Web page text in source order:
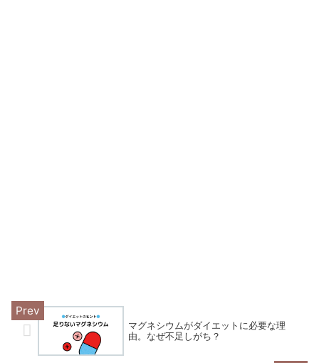
マグネシウムがダイエットに必要な理
由。なぜ不足しがち？